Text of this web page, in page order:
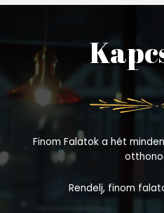
Finom Falatok a hét
Rendelj, finom